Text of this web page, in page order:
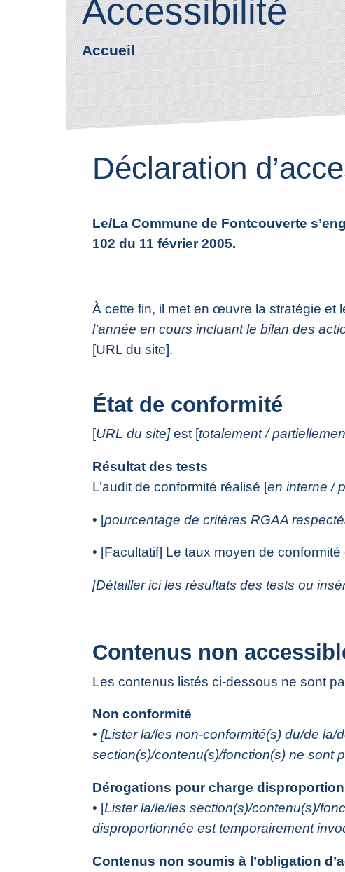
Accessibilité
Accueil
Déclaration
Le/La Commune de Fontcouverte
102 du 11 février 2005.
À cette fin, il met en œuvre la stratégie et
l’année en cours incluant le bilan des
[URL du site].
État de conformité
[URL du site]est [totalement /
Résultat des tests
L’audit de conformité réalisé [en interne /
• [pourcentage de critères RGAA
• [Facultatif] Le taux moyen de
[Détailler ici les résultats des tests ou
Contenus non
Les contenus listés ci-dessous ne sont
Non conformité
• [Lister la/les non-conformité(s) du/de la/
section(s)/contenu(s)/fonction(s) ne sont
Dérogations pour charge
• [Lister la/le/les section(s)/contenu(s)/
disproportionnée est temporairement
Contenus non soumis à l’obligation